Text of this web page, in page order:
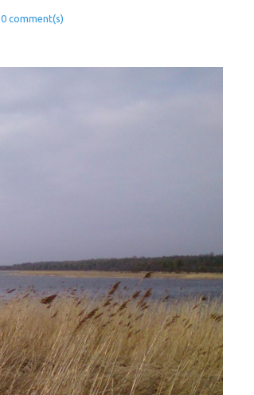
0 comment(s)